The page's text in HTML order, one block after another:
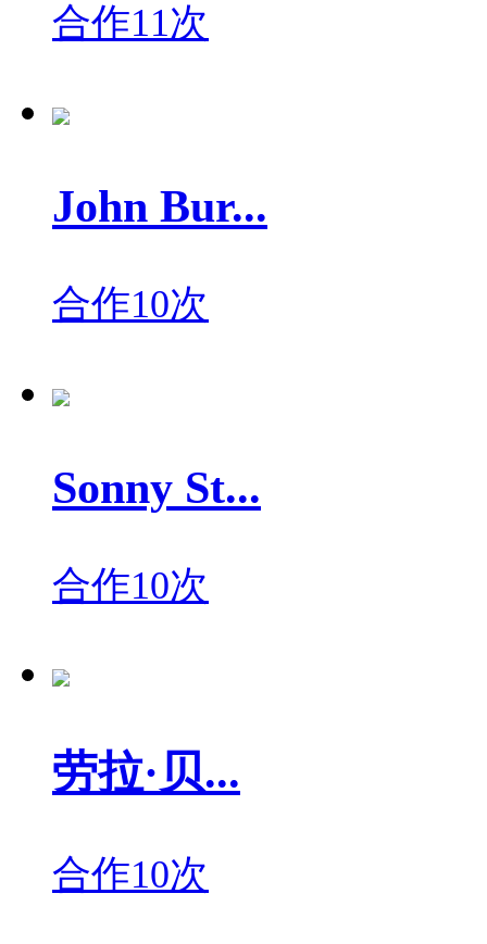
合作11次
John Bur...
合作10次
Sonny St...
合作10次
劳拉·贝...
合作10次